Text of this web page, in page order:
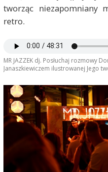
tworząc niezapomniany
retro.
MR JAZZEK dj. Posłuchaj rozmowy
Janaszkiewiczem ilustrowanej Jego